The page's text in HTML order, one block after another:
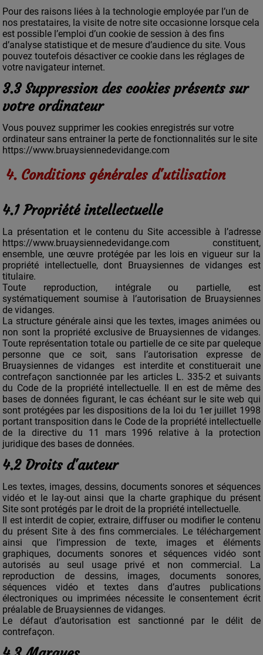
Pour des raisons liées à la technologie employée par l’un de
nos prestataires, la visite de notre site occasionne lorsque cela
est possible l’emploi d’un cookie de session à des fins
d’analyse statistique et de mesure d’audience du site. Vous
pouvez toutefois désactiver ce cookie dans les réglages de
votre navigateur internet.
3.3 Suppression des cookies présents sur
votre ordinateur
Vous pouvez supprimer les cookies enregistrés sur votre
ordinateur sans entrainer la perte de fonctionnalités sur le site
https://www.bruaysiennedevidange.com
4. Conditions générales d'utilisation
4.1 Propriété intellectuelle
La présentation et le contenu du Site accessible à l’adresse
https://www.bruaysiennedevidange.com constituent,
ensemble, une œuvre protégée par les lois en vigueur sur la
propriété intellectuelle, dont Bruaysiennes de vidanges est
titulaire.
Toute reproduction, intégrale ou partielle, est
systématiquement soumise à l’autorisation de Bruaysiennes
de vidanges.
La structure générale ainsi que les textes, images animées ou
non sont la propriété exclusive de Bruaysiennes de vidanges.
Toute représentation totale ou partielle de ce site par queleque
personne que ce soit, sans l’autorisation expresse de
Bruaysiennes de vidanges est interdite et constituerait une
contrefaçon sanctionnée par les articles L. 335-2 et suivants
du Code de la propriété intellectuelle. Il en est de même des
bases de données figurant, le cas échéant sur le site web qui
sont protégées par les dispositions de la loi du 1er juillet 1998
portant transposition dans le Code de la propriété intellectuelle
de la directive du 11 mars 1996 relative à la protection
juridique des bases de données.
4.2 Droits d'auteur
Les textes, images, dessins, documents sonores et séquences
vidéo et le lay-out ainsi que la charte graphique du présent
Site sont protégés par le droit de la propriété intellectuelle.
Il est interdit de copier, extraire, diffuser ou modifier le contenu
du présent Site à des fins commerciales. Le téléchargement
ainsi que l’impression de texte, images et éléments
graphiques, documents sonores et séquences vidéo sont
autorisés au seul usage privé et non commercial. La
reproduction de dessins, images, documents sonores,
séquences vidéo et textes dans d’autres publications
électroniques ou imprimées nécessite le consentement écrit
préalable de Bruaysiennes de vidanges.
Le défaut d’autorisation est sanctionné par le délit de
contrefaçon.